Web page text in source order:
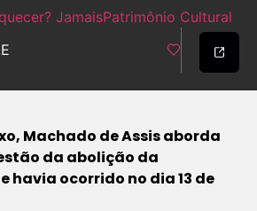
JamaisPatrimônio Cultural
Machado de Assis aborda
da abolição da
havia ocorrido no dia 13 de